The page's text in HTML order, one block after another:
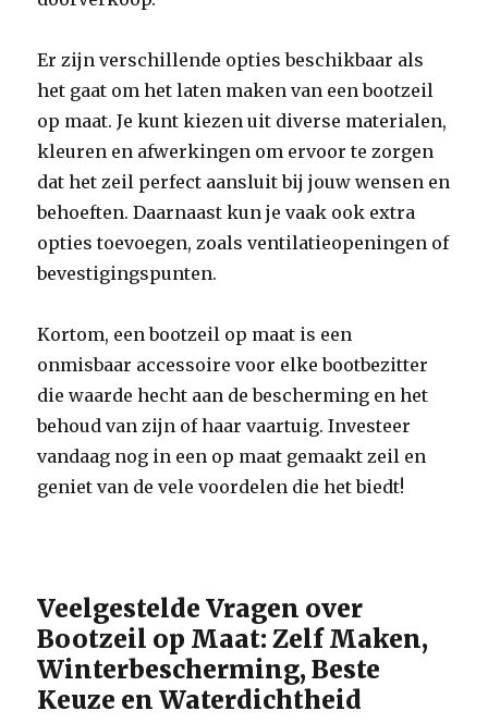
Er zijn verschillende opties beschikbaar als
het gaat om het laten maken van een bootzeil
op maat. Je kunt kiezen uit diverse materialen,
kleuren en afwerkingen om ervoor te zorgen
dat het zeil perfect aansluit bij jouw wensen en
behoeften. Daarnaast kun je vaak ook extra
opties toevoegen, zoals ventilatieopeningen of
bevestigingspunten.
Kortom, een bootzeil op maat is een
onmisbaar accessoire voor elke bootbezitter
die waarde hecht aan de bescherming en het
behoud van zijn of haar vaartuig. Investeer
vandaag nog in een op maat gemaakt zeil en
geniet van de vele voordelen die het biedt!
Veelgestelde Vragen over
Bootzeil op Maat: Zelf Maken,
Winterbescherming, Beste
Keuze en Waterdichtheid